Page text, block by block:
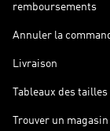
remboursements
Annuler la
Livraison
Tableaux des tailles
Trouver un magasin